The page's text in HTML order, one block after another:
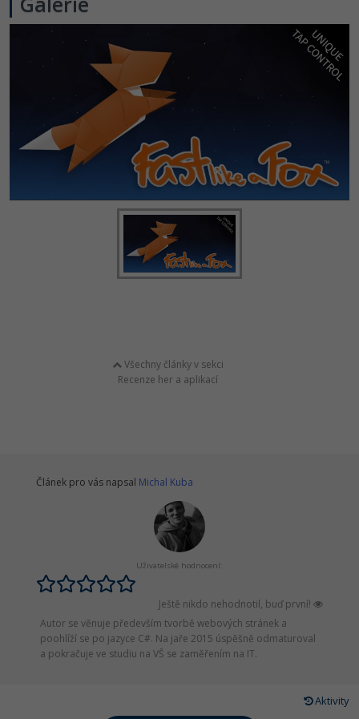
Všechny články v sekci
Recenze her a aplikací
Článek pro vás napsal Michal Kuba
Uživatelské hodnocení:
Ještě nikdo nehodnotil, buď první!
Autor se věnuje především tvorbě webových stránek a
poohlíží se po jazyce C#. Na jaře 2015 úspěšně odmaturoval
a pokračuje ve studiu na VŠ se zaměřením na IT.
Aktivity